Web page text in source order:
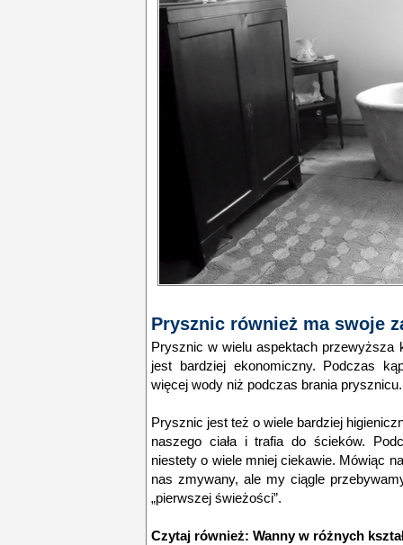
Prysznic również ma swoje
Prysznic w wielu aspektach przewyższa
jest bardziej ekonomiczny. Podczas
więcej wody niż podczas brania prysznicu.
Prysznic jest też o wiele bardziej
naszego ciała i trafia do ścieków.
niestety o wiele mniej ciekawie. Mówiąc
nas zmywany, ale my ciągle
„pierwszej świeżości”.
Czytaj również: Wanny w różnych